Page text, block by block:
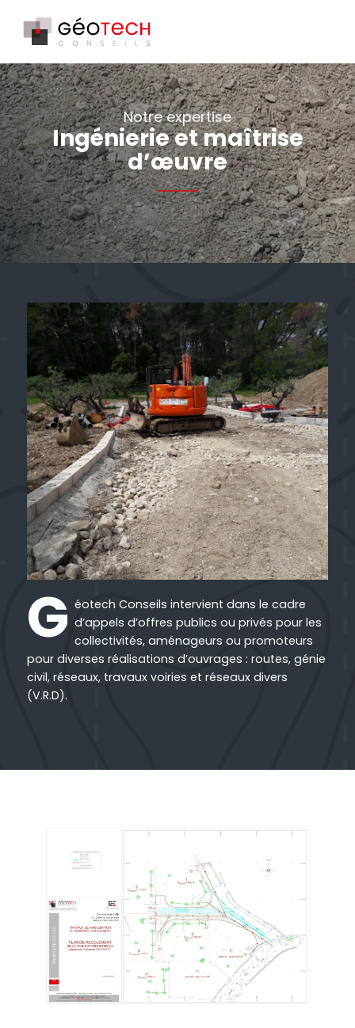
Notre expertise
Ingénierie et maîtrise
d’œuvre
G éotech Conseils intervient dans le cadre
d’appels d’offres publics ou privés pour les
collectivités, aménageurs ou promoteurs
pour diverses réalisations d’ouvrages : routes, génie
civil, réseaux, travaux voiries et réseaux divers
(V.R.D).